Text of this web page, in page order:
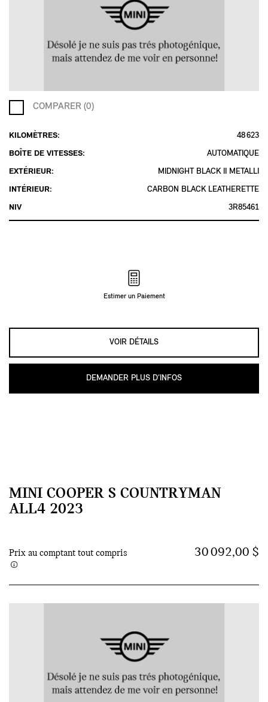
COMPARER (0)
KILOMÈTRES:
BOÎTE DE VITESSES:
EXTÉRIEUR:
INTÉRIEUR:
NIV
48 623
AUTOMATIQUE
MIDNIGHT BLACK II METALLI
CARBON BLACK LEATHERETTE
3R85461
Estimer un Paiement
VOIR DÉTAILS
DEMANDER PLUS D’INFOS
MINI COOPER S COUNTRYMAN
ALL4 2023
Prix au comptant tout compris 30 092,00 $